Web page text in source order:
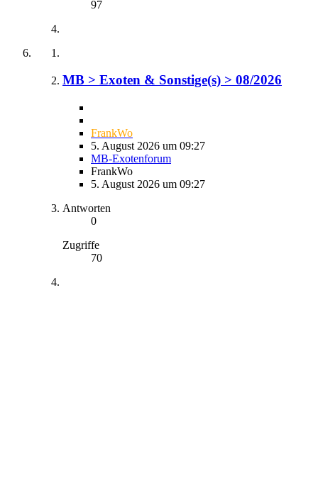
97
MB > Exoten & Sonstige(s) > 08/2026
FrankWo
5. August 2026 um 09:27
MB-Exotenforum
FrankWo
5. August 2026 um 09:27
Antworten
0
Zugriffe
70